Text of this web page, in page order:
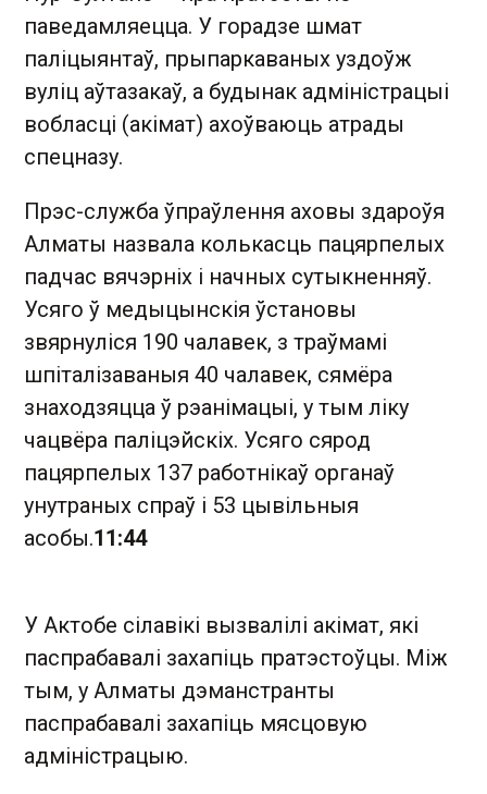
паведамляецца. У горадзе шмат
паліцыянтаў, прыпаркаваных уздоўж
вуліц аўтазакаў, а будынак адміністрацыі
вобласці (акімат) ахоўваюць атрады
спецназу.
Прэс-служба ўпраўлення аховы здароўя
Алматы назвала колькасць пацярпелых
падчас вячэрніх і начных сутыкненняў.
Усяго ў медыцынскія ўстановы
звярнуліся 190 чалавек, з траўмамі
шпіталізаваныя 40 чалавек, сямёра
знаходзяцца ў рэанімацыі, у тым ліку
чацвёра паліцэйскіх. Усяго сярод
пацярпелых 137 работнікаў органаў
унутраных спраў і 53 цывільныя
асобы.11:44
У Актобе сілавікі вызвалілі акімат, які
паспрабавалі захапіць пратэстоўцы. Між
тым, у Алматы дэманстранты
паспрабавалі захапіць мясцовую
адміністрацыю.